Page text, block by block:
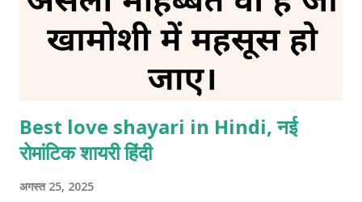
Best love shayari in Hindi, नई
रोमांटिक शायरी हिंदी
अगस्त 25, 2025